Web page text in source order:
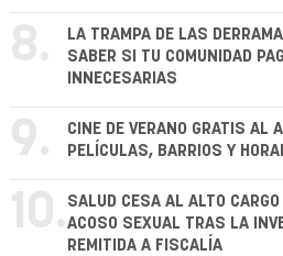
8.
LA TRAMPA DE LAS
SABER SI TU COMUNIDAD
INNECESARIAS
9.
CINE DE VERANO GRATIS AL
PELÍCULAS, BARRIOS Y
10. SALUD CESA AL ALTO
ACOSO SEXUAL TRAS LA
REMITIDA A FISCALÍA